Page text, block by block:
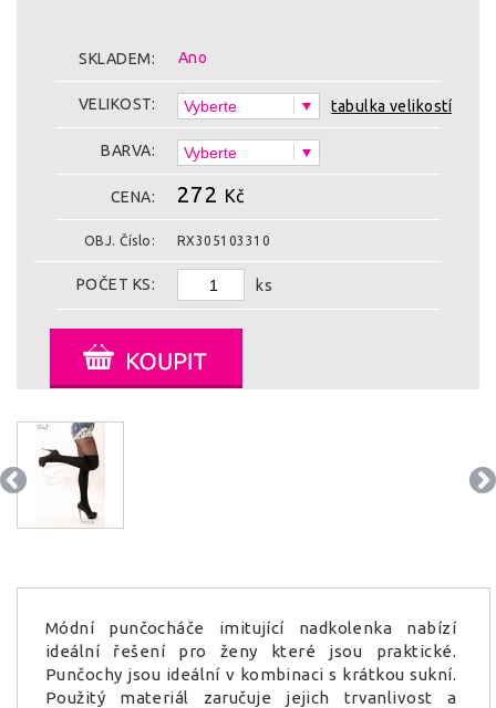
SKLADEM: Ano
VELIKOST: tabulka velikostí
BARVA:
CENA: 272 Kč
OBJ. Číslo: RX305103310
POČET KS: ks
Módní punčocháče imitující nadkolenka nabízí
ideální řešení pro ženy které jsou praktické.
Punčochy jsou ideální v kombinaci s krátkou sukní.
Použitý materiál zaručuje jejich trvanlivost a